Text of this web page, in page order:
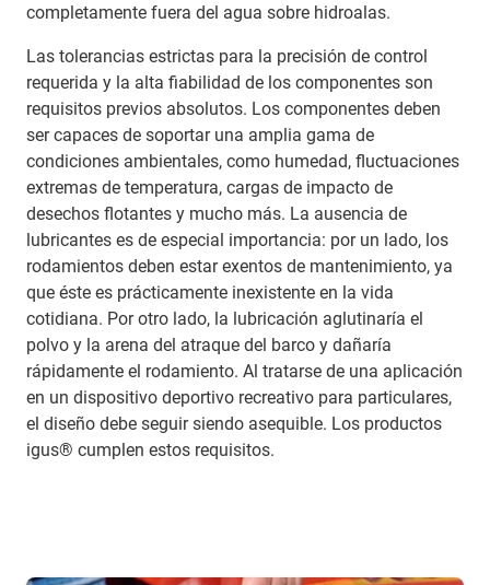
completamente fuera del agua sobre hidroalas.
Las tolerancias estrictas para la precisión de control
requerida y la alta fiabilidad de los componentes son
requisitos previos absolutos. Los componentes deben
ser capaces de soportar una amplia gama de
condiciones ambientales, como humedad, fluctuaciones
extremas de temperatura, cargas de impacto de
desechos flotantes y mucho más. La ausencia de
lubricantes es de especial importancia: por un lado, los
rodamientos deben estar exentos de mantenimiento, ya
que éste es prácticamente inexistente en la vida
cotidiana. Por otro lado, la lubricación aglutinaría el
polvo y la arena del atraque del barco y dañaría
rápidamente el rodamiento. Al tratarse de una aplicación
en un dispositivo deportivo recreativo para particulares,
el diseño debe seguir siendo asequible. Los productos
igus® cumplen estos requisitos.